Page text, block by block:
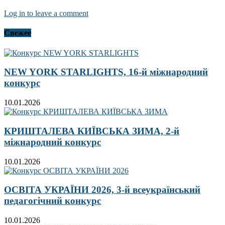
Log in to leave a comment
Свежее
NEW YORK STARLIGHTS, 16-й міжнародний
конкурс
10.01.2026
КРИШТАЛЕВА КИЇВСЬКА ЗИМА, 2-й
міжнародний конкурс
10.01.2026
ОСВІТА УКРАЇНИ 2026, 3-й всеукраїнський
педагогічний конкурс
10.01.2026